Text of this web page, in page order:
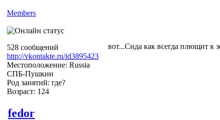
Members
528 сообщений
http://vkontakte.ru/id3895423
Местоположение: Russia
СПБ-Пушкин
Род занятий: где?
Возраст: 124
вот...Сида как всегда плющит к
fedor